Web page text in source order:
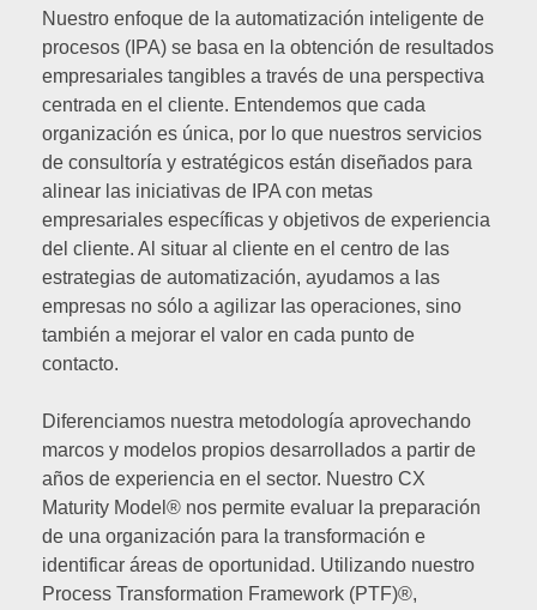
Nuestro enfoque de la automatización inteligente de
procesos (IPA) se basa en la obtención de resultados
empresariales tangibles a través de una perspectiva
centrada en el cliente. Entendemos que cada
organización es única, por lo que nuestros servicios
de consultoría y estratégicos están diseñados para
alinear las iniciativas de IPA con metas
empresariales específicas y objetivos de experiencia
del cliente. Al situar al cliente en el centro de las
estrategias de automatización, ayudamos a las
empresas no sólo a agilizar las operaciones, sino
también a mejorar el valor en cada punto de
contacto.
Diferenciamos nuestra metodología aprovechando
marcos y modelos propios desarrollados a partir de
años de experiencia en el sector. Nuestro CX
Maturity Model® nos permite evaluar la preparación
de una organización para la transformación e
identificar áreas de oportunidad. Utilizando nuestro
Process Transformation Framework (PTF)®,